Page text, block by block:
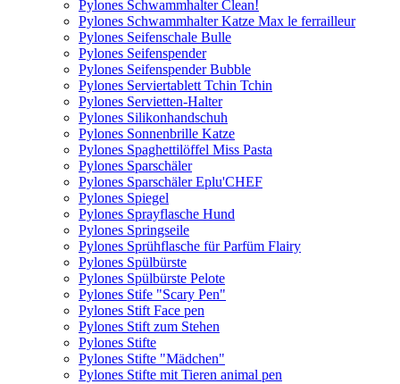
Pylones Schwammhalter Clean!
Pylones Schwammhalter Katze Max le ferrailleur
Pylones Seifenschale Bulle
Pylones Seifenspender
Pylones Seifenspender Bubble
Pylones Serviertablett Tchin Tchin
Pylones Servietten-Halter
Pylones Silikonhandschuh
Pylones Sonnenbrille Katze
Pylones Spaghettilöffel Miss Pasta
Pylones Sparschäler
Pylones Sparschäler Eplu'CHEF
Pylones Spiegel
Pylones Sprayflasche Hund
Pylones Springseile
Pylones Sprühflasche für Parfüm Flairy
Pylones Spülbürste
Pylones Spülbürste Pelote
Pylones Stife "Scary Pen"
Pylones Stift Face pen
Pylones Stift zum Stehen
Pylones Stifte
Pylones Stifte "Mädchen"
Pylones Stifte mit Tieren animal pen